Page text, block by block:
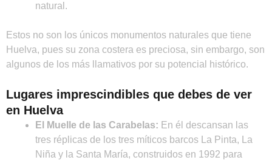
natural.
Estos no son los únicos monumentos naturales que tiene
Huelva, pues su zona costera es preciosa, sin embargo, son
algunos de los más llamativos por su potencial histórico.
Lugares imprescindibles que debes de ver
en Huelva
El Muelle de las Carabelas: En él descansan las
tres réplicas de los tres míticos barcos La Pinta, La
Niña y la Santa María, construidos en 1992 para